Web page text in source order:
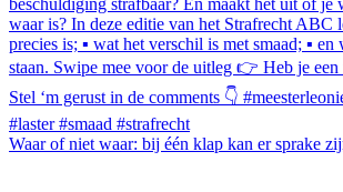
Waar of niet waar: bij één klap kan er sprake